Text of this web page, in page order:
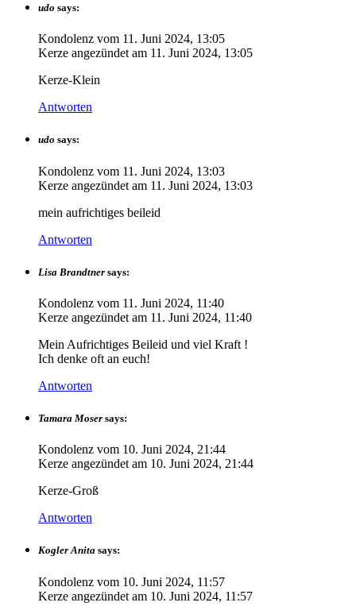
udo says:
Kondolenz vom 11. Juni 2024, 13:05
Kerze angezündet am 11. Juni 2024, 13:05
Kerze-Klein
Antworten
udo says:
Kondolenz vom 11. Juni 2024, 13:03
Kerze angezündet am 11. Juni 2024, 13:03
mein aufrichtiges beileid
Antworten
Lisa Brandtner says:
Kondolenz vom 11. Juni 2024, 11:40
Kerze angezündet am 11. Juni 2024, 11:40
Mein Aufrichtiges Beileid und viel Kraft !
Ich denke oft an euch!
Antworten
Tamara Moser says:
Kondolenz vom 10. Juni 2024, 21:44
Kerze angezündet am 10. Juni 2024, 21:44
Kerze-Groß
Antworten
Kogler Anita says:
Kondolenz vom 10. Juni 2024, 11:57
Kerze angezündet am 10. Juni 2024, 11:57